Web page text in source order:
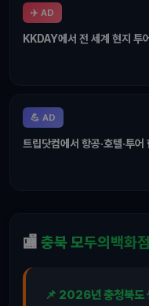
✈️ AD
KKDAY에서 전 세계 현지 투
💪 AD
트립닷컴에서 항공·호텔·투
🏬 충북 모두의백화점
📌 2026년 충청북도